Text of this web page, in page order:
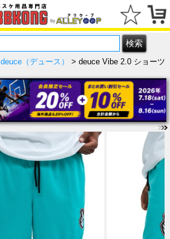
deuce（デュース）
> deuce Vibe 2.0 ショーツ